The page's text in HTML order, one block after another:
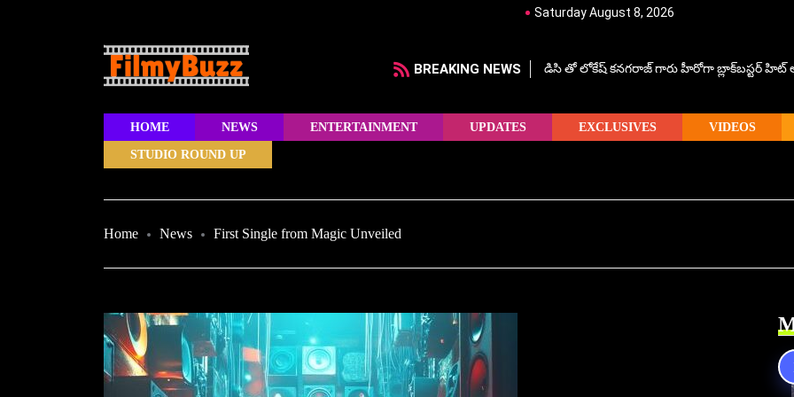
Saturday August 8, 2026
BREAKING NEWS డిసి తో లోకేష్ కనగరాజ్ గారు హీరోగా బ్లాక్‌బస్టర్ హిట్
HOME NEWS ENTERTAINMENT UPDATES EXCLUSIVES VIDEOS
STUDIO ROUND UP
Home News First Single from Magic Unveiled